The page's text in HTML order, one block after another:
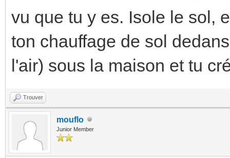
vu que tu y es. Isole le sol,
ton chauffage de sol
l'air) sous la maison et tu
Trouver
mouflo
Junior Member